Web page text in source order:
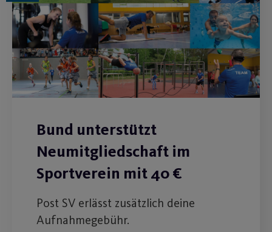
Bund unterstützt
Neumitgliedschaft im
Sportverein mit 40 €
Post SV erlässt zusätzlich deine
Aufnahmegebühr.